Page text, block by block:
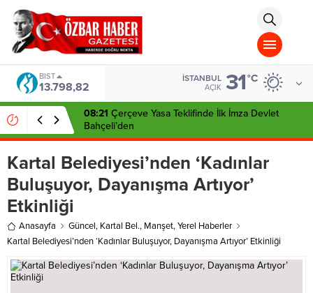
islami
chat
omegla
türk
sohbet
cinsel
sohbet
dini
chat
BIST
13.798,82
İSTANBUL
AÇIK 31°C
08:21 Çerçeve Yasa Teklifinde İlk İmza Devlet
Bahçeli’den
Kartal Belediyesi’nden ‘Kadınlar
Buluşuyor, Dayanışma Artıyor’
Etkinliği
Anasayfa Güncel, Kartal Bel., Manşet,Yerel Haberler
Kartal Belediyesi’nden ‘Kadınlar Buluşuyor, Dayanışma Artıyor’ Etkinliği